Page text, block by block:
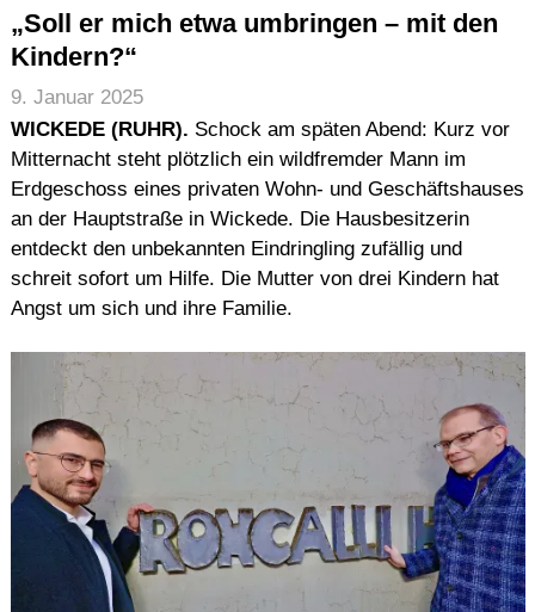
„Soll er mich etwa umbringen – mit den
Kindern?“
9. Januar 2025
WICKEDE (RUHR). Schock am späten Abend: Kurz vor
Mitternacht steht plötzlich ein wildfremder Mann im
Erdgeschoss eines privaten Wohn- und Geschäftshauses
an der Hauptstraße in Wickede. Die Hausbesitzerin
entdeckt den unbekannten Eindringling zufällig und
schreit sofort um Hilfe. Die Mutter von drei Kindern hat
Angst um sich und ihre Familie.